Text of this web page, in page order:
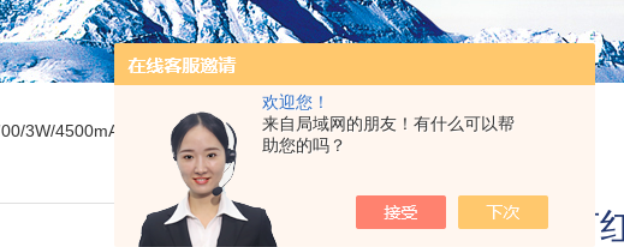
欢迎您！
来自局域网的朋友！有什么可以帮
助您的吗？
3W/4500mAh多功能袖珍信号灯红黄绿白四色铁路火车调度
多功能袖珍信号